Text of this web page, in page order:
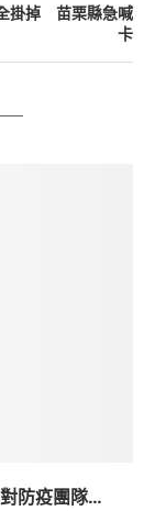
掛掉 苗栗縣急喊
卡
防疫團隊...